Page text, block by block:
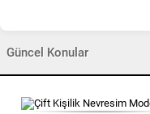
Güncel Konular